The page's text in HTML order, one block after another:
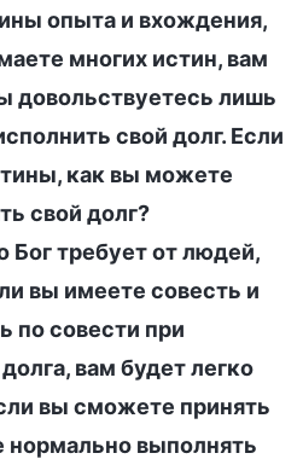
опыта и вхождения,
многих истин, вам
довольствуетесь лишь
свой долг. Если
как вы можете
свой долг?
Бог требует от людей,
вы имеете совесть и
по совести при
вам будет легко
вы сможете принять
выполнять